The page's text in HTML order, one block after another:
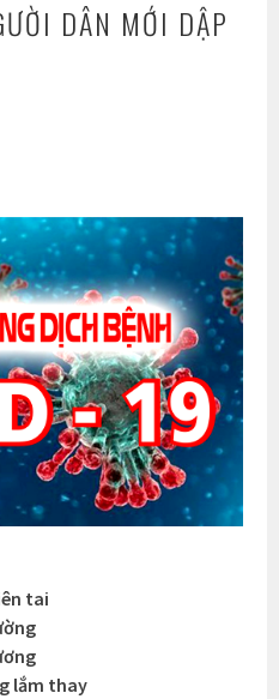
DÂN MỚI DẬP
tai
lắm thay